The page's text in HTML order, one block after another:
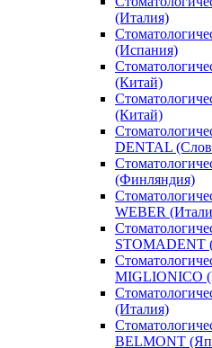
(Италия)
(Испания)
(Китай)
(Китай)
DENTAL
(Финляндия)
WEBER
STOMADENT
MIGLIONICO
(Италия)
BELMONT